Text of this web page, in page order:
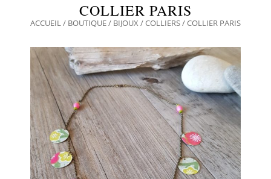
COLLIER PARIS
ACCUEIL/ BOUTIQUE/ BIJOUX /COLLIERS/ COLLIER PARIS